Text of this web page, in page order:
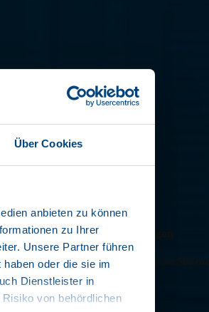
Über Cookies
anbieten zu können
zu Ihrer
Unsere Partner führen
oder die sie im
Dienstleister in
von behördlichen
LINER
voor maximaal laadvermogen
met een totale hefhoogte van 500 mm
voor individuele eisen